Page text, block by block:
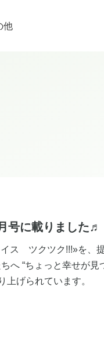
他
号に載りました♬
ス ツクツク!!!»を、
へ “ちょっと幸せが見
上げられています。